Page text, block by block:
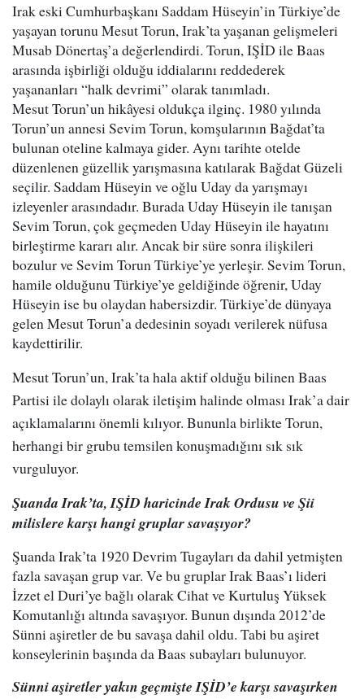
Irak eski Cumhurbaşkanı Saddam Hüseyin’in Türkiye’de
yaşayan torunu Mesut Torun, Irak’ta yaşanan gelişmeleri
Musab Dönertaş’a değerlendirdi. Torun, IŞİD ile Baas
arasında işbirliği olduğu iddialarını reddederek
yaşananları “halk devrimi” olarak tanımladı.
Mesut Torun’un hikâyesi oldukça ilginç. 1980 yılında
Torun’un annesi Sevim Torun, komşularının Bağdat’ta
bulunan oteline kalmaya gider. Aynı tarihte otelde
düzenlenen güzellik yarışmasına katılarak Bağdat Güzeli
seçilir. Saddam Hüseyin ve oğlu Uday da yarışmayı
izleyenler arasındadır. Burada Uday Hüseyin ile tanışan
Sevim Torun, çok geçmeden Uday Hüseyin ile hayatını
birleştirme kararı alır. Ancak bir süre sonra ilişkileri
bozulur ve Sevim Torun Türkiye’ye yerleşir. Sevim Torun,
hamile olduğunu Türkiye’ye geldiğinde öğrenir, Uday
Hüseyin ise bu olaydan habersizdir. Türkiye’de dünyaya
gelen Mesut Torun’a dedesinin soyadı verilerek nüfusa
kaydettirilir.
Mesut Torun’un, Irak’ta hala aktif olduğu bilinen Baas
Partisi ile dolaylı olarak iletişim halinde olması Irak’a dair
açıklamalarını önemli kılıyor. Bununla birlikte Torun,
herhangi bir grubu temsilen konuşmadığını sık sık
vurguluyor.
Şuanda Irak’ta, IŞİD haricinde Irak Ordusu ve Şii
milislere karşı hangi gruplar savaşıyor?
Şuanda Irak’ta 1920 Devrim Tugayları da dahil yetmişten
fazla savaşan grup var. Ve bu gruplar Irak Baas’ı lideri
İzzet el Duri’ye bağlı olarak Cihat ve Kurtuluş Yüksek
Komutanlığı altında savaşıyor. Bunun dışında 2012’de
Sünni aşiretler de bu savaşa dahil oldu. Tabi bu aşiret
konseylerinin başında da Baas subayları bulunuyor.
Sünni aşiretler yakın geçmişte IŞİD’e karşı savaşırken